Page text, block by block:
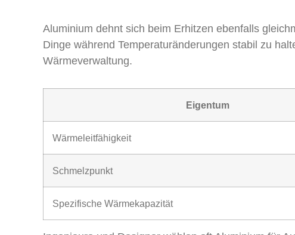
Aluminium dehnt sich beim Erhitzen ebenfalls
Dinge während Temperaturänderungen stabil zu
Wärmeverwaltung.
Eigentum
Wärmeleitfähigkeit
Schmelzpunkt
Spezifische Wärmekapazität